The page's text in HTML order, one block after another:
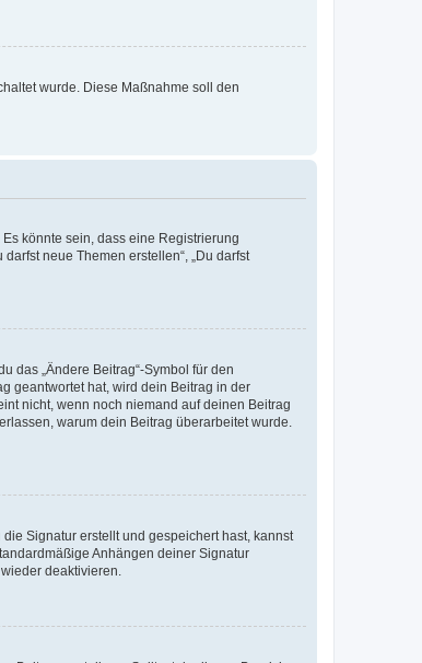
wurde. Diese Maßnahme soll den
könnte sein, dass eine Registrierung
neue Themen erstellen“, „Du darfst
das „Ändere Beitrag“-Symbol für den
geantwortet hat, wird dein Beitrag in der
nicht, wenn noch niemand auf deinen Beitrag
warum dein Beitrag überarbeitet wurde.
Signatur erstellt und gespeichert hast, kannst
Anhängen deiner Signatur
deaktivieren.